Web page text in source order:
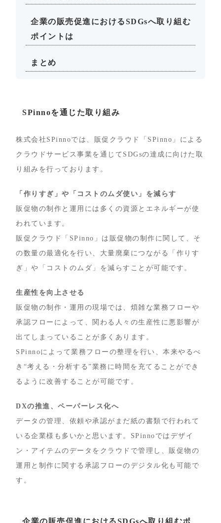
企業の販売促進におけるSDGsへ取り組む
ポイントは
まとめ
SPinnoを通じた取り組み
株式会社SPinnoでは、販促クラウド「SPinno」による
クラウドサービス事業を通じてSDGsの達成に向けた取
り組みを行っております。
「作りすぎ」や「コストのムダ使い」を減らす
販促物の制作と運用には多くの資源とエネルギーが使
われています。
販促クラウド「SPinno」は販促物の制作に関して、そ
の数量の最適化を行い、大量廃棄につながる「作りす
ぎ」や「コストのムダ」を減らすことが可能です。
生産性を向上させる
販促物の制作・運用の現場では、煩雑な業務フローや
承認フローによって、関わる人々の生産性に悪影響が
出てしまっていることが多くあります。
SPinnoによって業務フローの整理を行い、本来やるべ
き“考える・分析する”業務に時間を充てることができ
るように改善することが可能です。
DXの推進、ペーパーレス化へ
データの管理、依頼や承認がまだ紙の書類で行われて
いる企業様も多いかと思います。SPinnoではデザイ
ン・アイテムのデータをクラウドで管理し、販促物の
運用と制作に関する承認フローのデジタル化も可能で
す。
企業の販売促進におけるSDGsへ取り組むポ